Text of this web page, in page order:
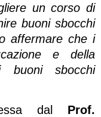
un corso di
buoni sbocchi
affermare che i
e della
buoni sbocchi
dal Prof.